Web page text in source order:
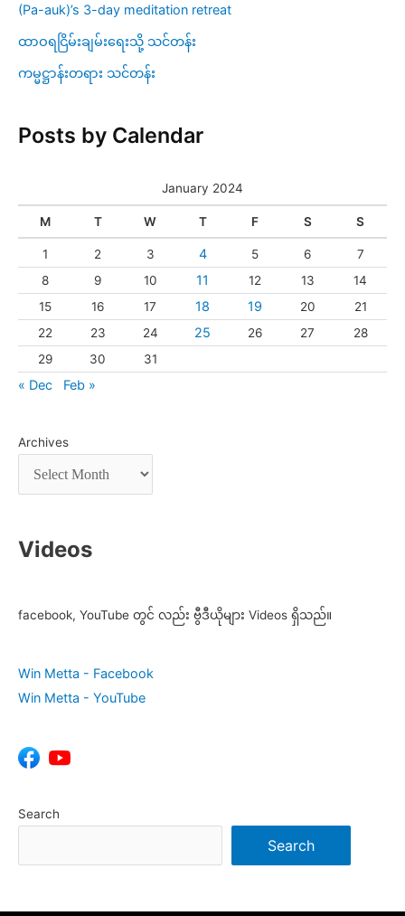
(Pa-auk)’s 3-day meditation retreat
ထာဝရငြိမ်းချမ်းရေးသို့ သင်တန်း
ကမ္မဋ္ဌာန်းတရား သင်တန်း
Posts by Calendar
January 2024
M T W T F S S
1 2 3 4 5 6
7
8
9 10 11 12 13
14
15
16 17 18 19 20
21
22
23 24 25 26 27
28
29
30 31
« Dec Feb »
Archives
Videos
facebook, YouTube တွင် လည်း ဗွီဒီယိုများ Videos ရှိသည်။
Win Metta - Facebook
Win Metta - YouTube
Search
Search